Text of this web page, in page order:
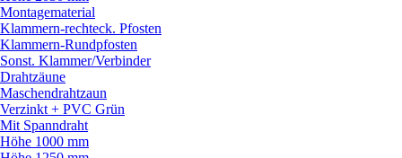
Montagematerial
Klammern-rechteck. Pfosten
Klammern-Rundpfosten
Sonst. Klammer/Verbinder
Drahtzäune
Maschendrahtzaun
Verzinkt + PVC Grün
Mit Spanndraht
Höhe 1000 mm